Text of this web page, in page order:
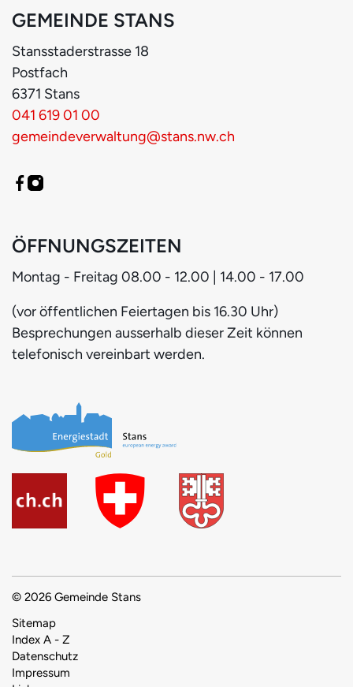
GEMEINDE STANS
Stansstaderstrasse 18
Postfach
6371 Stans
041 619 01 00
gemeindeverwaltung@stans.nw.ch
ÖFFNUNGSZEITEN
Montag - Freitag 08.00 - 12.00 | 14.00 - 17.00
(vor öffentlichen Feiertagen bis 16.30 Uhr)
Besprechungen ausserhalb dieser Zeit können
telefonisch vereinbart werden.
© 2026 Gemeinde Stans
Toolbar
Sitemap
Index A - Z
Datenschutz
Impressum